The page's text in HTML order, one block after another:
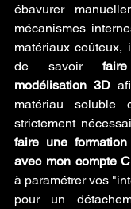
ébavurer
mécanismes
matériaux coûteux,
de savoir
modélisation 3D
matériau
faire une
avec mon compte
à paramétrer vos
pour un